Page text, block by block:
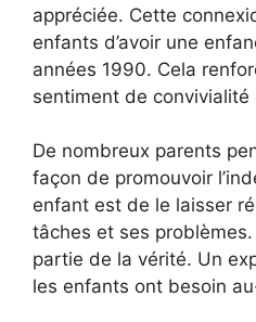
appréciée. Cette
enfants d’avoir une
années 1990. Cela
sentiment de convivialité
De nombreux parents
façon de promouvoir
enfant est de le laisser
tâches et ses problèmes.
partie de la vérité. Un
les enfants ont besoin